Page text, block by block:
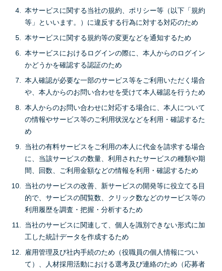
本サービスに関する当社の規約、ポリシー等（以下「規約
等」といいます。）に違反する行為に対する対応のため
本サービスに関する規約等の変更などを通知するため
本サービスにおけるログインの際に、本人からのログイン
かどうかを確認する認証のため
本人確認が必要な一部のサービス等をご利用いただく場合
や、本人からのお問い合わせを受けて本人確認を行うため
本人からのお問い合わせに対応する場合に、本人について
の情報やサービス等のご利用状況などを利用・確認するた
め
当社の有料サービスをご利用の本人に代金を請求する場合
に、当該サービスの数量、利用されたサービスの種類や期
間、回数、ご利用金額などの情報を利用・確認するため
当社のサービスの改善、新サービスの開発等に役立てる目
的で、サービスの閲覧数、クリック数などのサービス等の
利用履歴を調査・把握・分析するため
当社のサービスに関連して、個人を識別できない形式に加
工した統計データを作成するため
雇用管理及び社内手続のため（役職員の個人情報につい
て）、人材採用活動における選考及び連絡のため（応募者